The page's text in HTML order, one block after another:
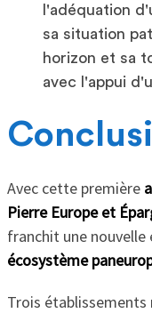
l'adéquation
sa situation
horizon et sa
avec l'appui
Avec cette première
Pierre Europe et
franchit une
écosystème
Trois établissements